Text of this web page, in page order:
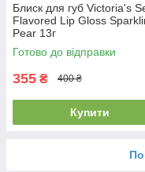
Блиск для губ Victoria's
Flavored Lip Gloss
Pear 13г
Готово до відправки
355 ₴ 400 ₴
Купити